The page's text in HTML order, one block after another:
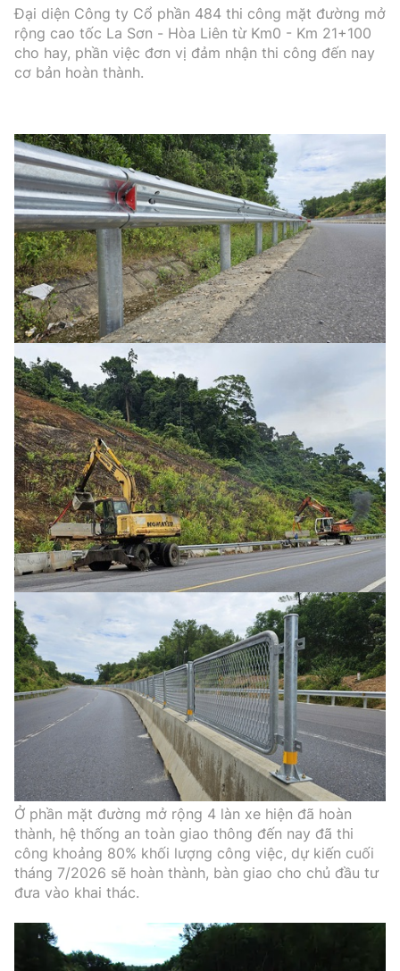
Đại diện Công ty Cổ phần 484 thi công mặt đường mở
rộng cao tốc La Sơn - Hòa Liên từ Km0 - Km 21+100
cho hay, phần việc đơn vị đảm nhận thi công đến nay
cơ bản hoàn thành.
Ở phần mặt đường mở rộng 4 làn xe hiện đã hoàn
thành, hệ thống an toàn giao thông đến nay đã thi
công khoảng 80% khối lượng công việc, dự kiến cuối
tháng 7/2026 sẽ hoàn thành, bàn giao cho chủ đầu tư
đưa vào khai thác.